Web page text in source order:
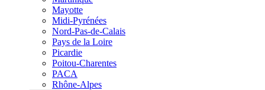
Mayotte
Midi-Pyrénées
Nord-Pas-de-Calais
Pays de la Loire
Picardie
Poitou-Charentes
PACA
Rhône-Alpes